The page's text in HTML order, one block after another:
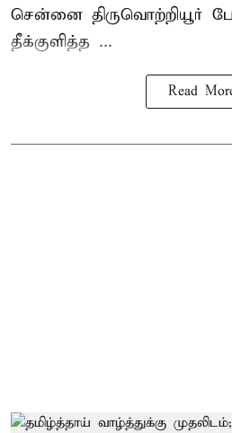
சென்னை திருவொற்றியூர்
தீக்குளித்த ...
Read